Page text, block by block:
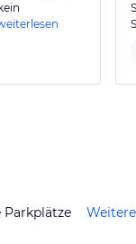
Parkplätze